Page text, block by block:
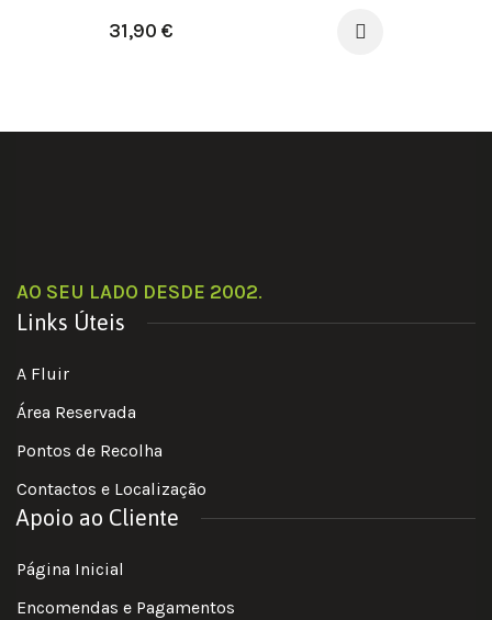
31,90 €
AO SEU LADO DESDE 2002.
Links Úteis
A Fluir
Área Reservada
Pontos de Recolha
Contactos e Localização
Apoio ao Cliente
Página Inicial
Encomendas e Pagamentos